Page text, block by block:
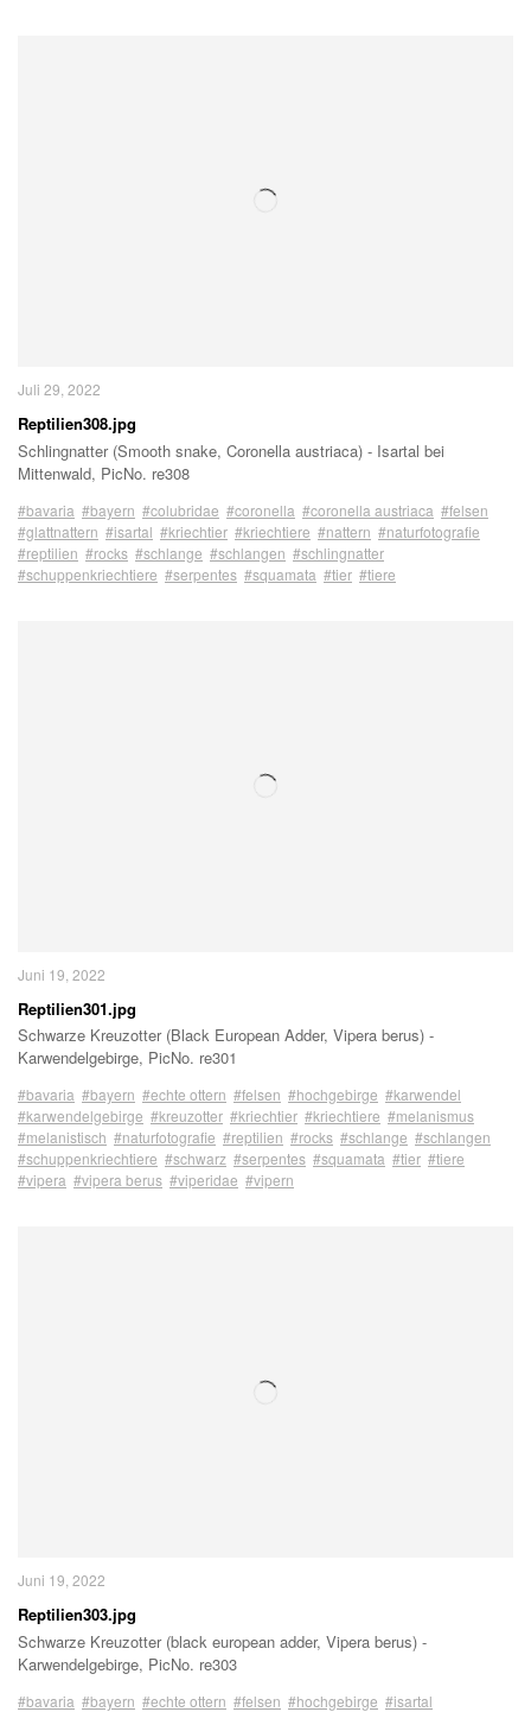
Juli 29, 2022
Reptilien308.jpg
Schlingnatter (Smooth snake, Coronella austriaca) - Isartal bei
Mittenwald, PicNo. re308
#bavaria #bayern #colubridae #coronella #coronella austriaca #felsen
#glattnattern #isartal #kriechtier #kriechtiere #nattern #naturfotografie
#reptilien #rocks #schlange #schlangen #schlingnatter
#schuppenkriechtiere #serpentes #squamata #tier #tiere
Juni 19, 2022
Reptilien301.jpg
Schwarze Kreuzotter (Black European Adder, Vipera berus) -
Karwendelgebirge, PicNo. re301
#bavaria #bayern #echte ottern #felsen #hochgebirge #karwendel
#karwendelgebirge #kreuzotter #kriechtier #kriechtiere #melanismus
#melanistisch #naturfotografie #reptilien #rocks #schlange #schlangen
#schuppenkriechtiere #schwarz #serpentes #squamata #tier #tiere
#vipera #vipera berus #viperidae #vipern
Juni 19, 2022
Reptilien303.jpg
Schwarze Kreuzotter (black european adder, Vipera berus) -
Karwendelgebirge, PicNo. re303
#bavaria #bayern #echte ottern #felsen #hochgebirge #isartal